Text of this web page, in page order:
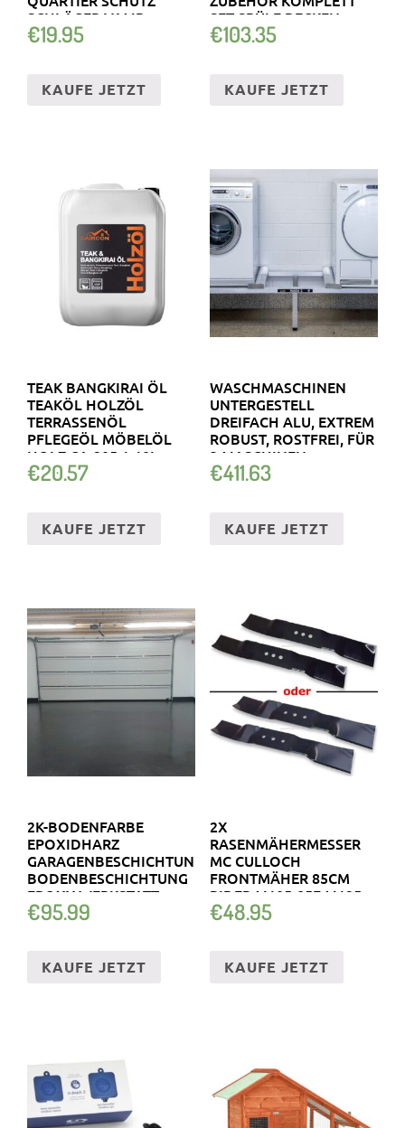
SCHLÄGER VAMP
€19.95
KAUFE JETZT
SET SPÜLE BECKEN
78X46CM
€103.35
KAUFE JETZT
TEAK BANGKIRAI ÖL
TEAKÖL HOLZÖL
TERRASSENÖL
PFLEGEÖL MÖBELÖL
HOLZ CA-205 1-10L
€20.57
KAUFE JETZT
WASCHMASCHINEN
UNTERGESTELL
DREIFACH ALU, EXTREM
ROBUST, ROSTFREI, FÜR
3 MASCHINEN
€411.63
KAUFE JETZT
2K-BODENFARBE
EPOXIDHARZ
GARAGENBESCHICHTUNG
BODENBESCHICHTUNG
EPOXY WERKSTATT
€95.99
KAUFE JETZT
2X
RASENMÄHERMESSER
MC CULLOCH
FRONTMÄHER 85CM
RIDER M105-85F M125-
85F M125-85FH
€48.95
KAUFE JETZT